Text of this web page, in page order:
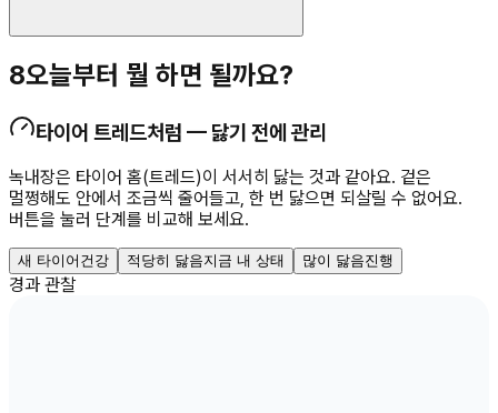
8오늘부터 뭘 하면 될까요?
타이어 트레드처럼 — 닳기 전에 관리
녹내장은 타이어 홈(트레드)이 서서히 닳는 것과 같아요. 겉은
멀쩡해도 안에서 조금씩 줄어들고, 한 번 닳으면 되살릴 수 없어요.
버튼을 눌러 단계를 비교해 보세요.
새 타이어 건강 적당히 닳음지금 내 상태 많이 닳음진행
경과 관찰